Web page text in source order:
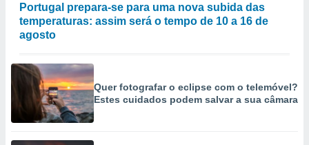
Portugal prepara-se para uma nova subida das
temperaturas: assim será o tempo de 10 a 16 de
agosto
Quer fotografar o eclipse com o telemóvel?
Estes cuidados podem salvar a sua câmara